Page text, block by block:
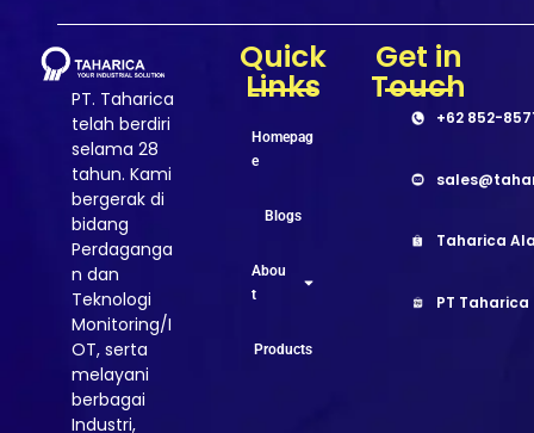
PT. Taharica
telah berdiri
selama 28
tahun. Kami
bergerak di
bidang
Perdaganga
n dan
Teknologi
Monitoring/I
OT, serta
melayani
berbagai
Industri,
Quick
Links
Homepag
e
Blogs
Abou
t
Products
Get in
Touch
+62 852-
Taharica
PT Taharica